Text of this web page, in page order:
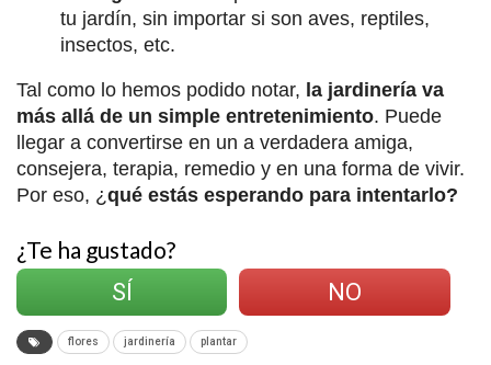
tu jardín, sin importar si son aves, reptiles,
insectos, etc.
Tal como lo hemos podido notar, la jardinería va
más allá de un simple entretenimiento. Puede
llegar a convertirse en un a verdadera amiga,
consejera, terapia, remedio y en una forma de vivir.
Por eso, ¿ qué estás esperando para intentarlo?
¿Te ha gustado?
SÍ
NO
flores jardinería plantar